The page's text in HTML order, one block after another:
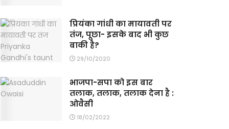
प्रियंका गांधी का मायावती पर
तंज, पूछा- इसके बाद भी कुछ
बाकी है?
29/10/2020
भाजपा-सपा को इस बार
तलाक, तलाक, तलाक देना है :
ओवैसी
18/02/2022